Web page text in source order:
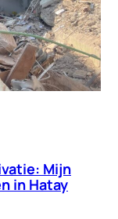
Mijn
in Hatay